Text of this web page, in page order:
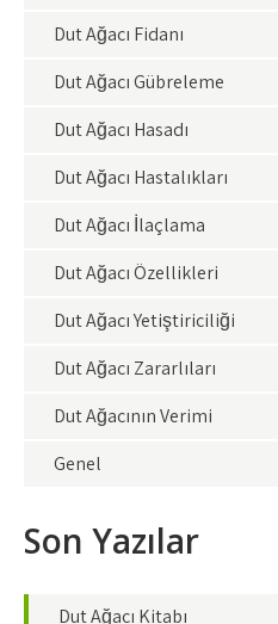
Dut Ağacı Fidanı
Dut Ağacı Gübreleme
Dut Ağacı Hasadı
Dut Ağacı Hastalıkları
Dut Ağacı İlaçlama
Dut Ağacı Özellikleri
Dut Ağacı Yetiştiriciliği
Dut Ağacı Zararlıları
Dut Ağacının Verimi
Genel
Son Yazılar
Dut Ağacı Kitabı